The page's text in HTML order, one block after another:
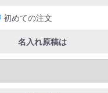
初めての注文
名入れ原稿は